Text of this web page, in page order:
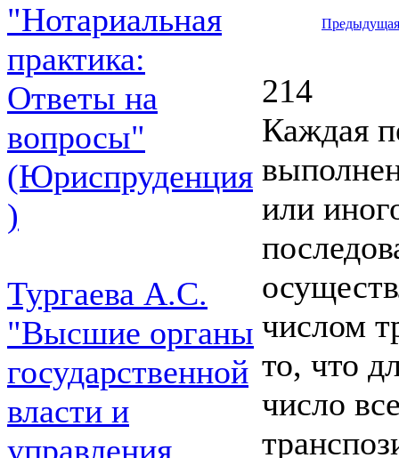
"Нотариальная
практика:
Ответы на
вопросы"
(Юриспруденция
)
Тургаева А.С.
"Высшие органы
государственной
власти и
управления
Предыдущая
214
Каждая
или
числом
то, что
число